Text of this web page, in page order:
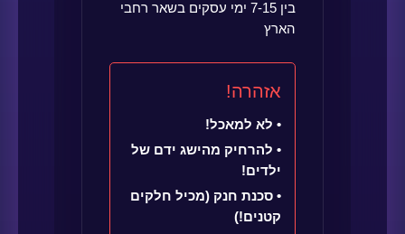
בין 7-15 ימי עסקים בשאר רחבי
הארץ
אזהרה!
• לא למאכל!
• להרחיק מהישג ידם של
ילדים!
• סכנת חנק (מכיל חלקים
קטנים!)